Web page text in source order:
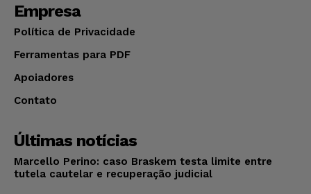
Empresa
Política de Privacidade
Ferramentas para PDF
Apoiadores
Contato
Últimas notícias
Marcello Perino: caso Braskem testa limite entre
tutela cautelar e recuperação judicial